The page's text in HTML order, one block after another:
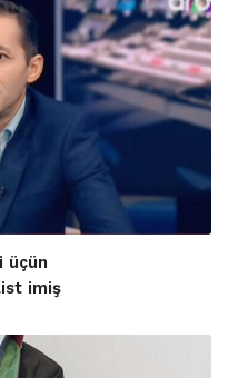
üçün
imiş